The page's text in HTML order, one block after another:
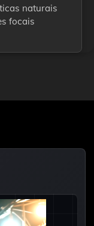
naturais
focais